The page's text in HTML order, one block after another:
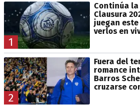
1
Continúa la
Clausura
juegan
verlos en
2
Fuera del
romance
Barros
cruzarse